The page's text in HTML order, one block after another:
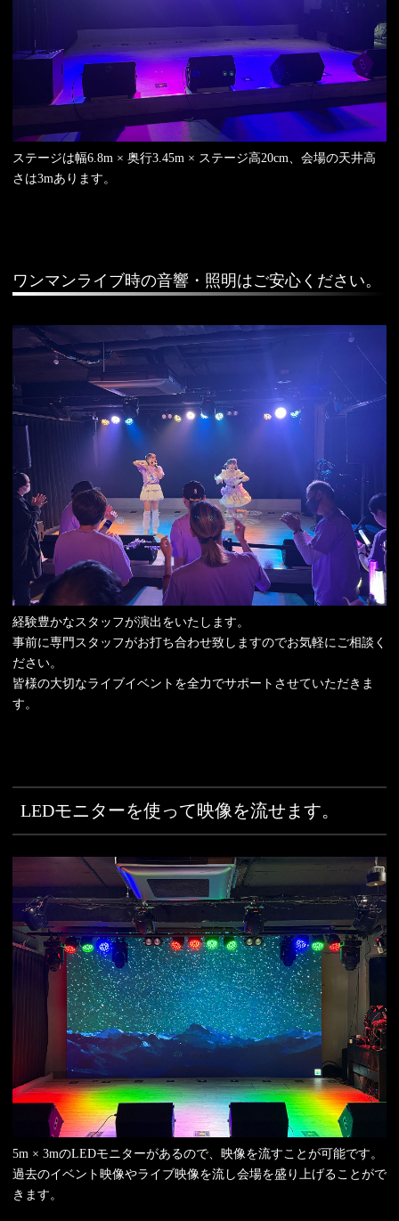
ステージは幅6.8m × 奥行3.45m × ステージ高20cm、会場の天井高
さは3mあります。
ワンマンライブ時の音響・照明はご安心ください。
経験豊かなスタッフが演出をいたします。
事前に専門スタッフがお打ち合わせ致しますのでお気軽にご相談く
ださい。
皆様の大切なライブイベントを全力でサポートさせていただきま
す。
LEDモニターを使って映像を流せます。
5m × 3mのLEDモニターがあるので、映像を流すことが可能です。
過去のイベント映像やライブ映像を流し会場を盛り上げることがで
きます。